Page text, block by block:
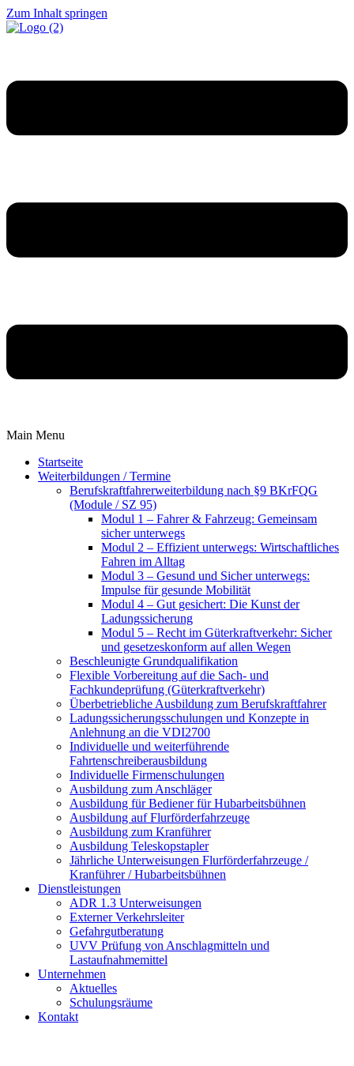
Zum Inhalt springen
Main Menu
Startseite
Weiterbildungen / Termine
Berufskraftfahrer­weiterbildung nach §9 BKrFQG
(Module / SZ 95)
Modul 1 – Fahrer & Fahrzeug: Gemeinsam
sicher unterwegs
Modul 2 – Effizient unterwegs: Wirtschaftliches
Fahren im Alltag
Modul 3 – Gesund und Sicher unterwegs:
Impulse für gesunde Mobilität
Modul 4 – Gut gesichert: Die Kunst der
Ladungssicherung
Modul 5 – Recht im Güterkraftverkehr: Sicher
und gesetzeskonform auf allen Wegen
Beschleunigte Grundqualifikation
Flexible Vorbereitung auf die Sach- und
Fachkundeprüfung (Güterkraftverkehr)
Überbetriebliche Ausbildung zum Berufskraftfahrer
Ladungssicherungsschulungen und Konzepte in
Anlehnung an die VDI2700
Individuelle und weiterführende
Fahrtenschreiberausbildung
Individuelle Firmenschulungen
Ausbildung zum Anschläger
Ausbildung für Bediener für Hubarbeitsbühnen
Ausbildung auf Flurförderfahrzeuge
Ausbildung zum Kranführer
Ausbildung Teleskopstapler
Jährliche Unterweisungen Flurförderfahrzeuge /
Kranführer / Hubarbeitsbühnen
Dienstleistungen
ADR 1.3 Unterweisungen
Externer Verkehrsleiter
Gefahrgutberatung
UVV Prüfung von Anschlagmitteln und
Lastaufnahmemittel
Unternehmen
Aktuelles
Schulungsräume
Kontakt